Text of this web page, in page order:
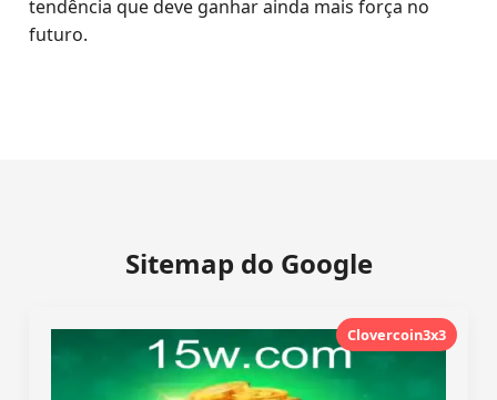
tendência que deve ganhar ainda mais força no
futuro.
Sitemap do Google
Clovercoin3x3